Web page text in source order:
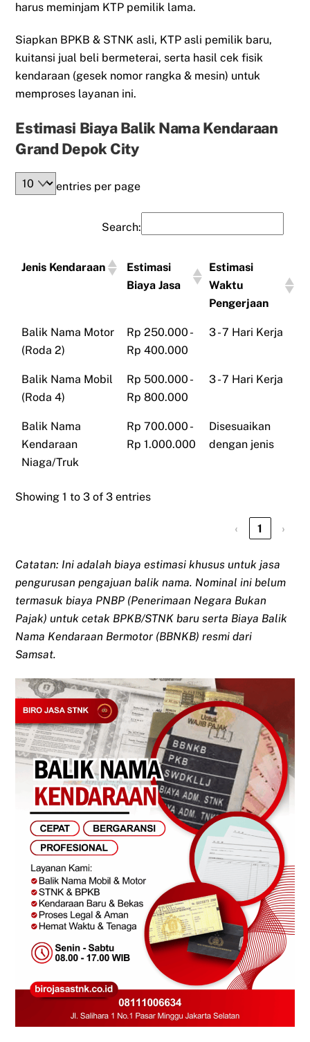
harus meminjam KTP pemilik lama.
Siapkan BPKB & STNK asli, KTP asli pemilik baru,
kuitansi jual beli bermeterai, serta hasil cek fisik
kendaraan (gesek nomor rangka & mesin) untuk
memproses layanan ini.
Estimasi Biaya Balik Nama Kendaraan
Grand Depok City
entries per page
Search:
Jenis Kendaraan
Estimasi
Biaya Jasa
Estimasi
Waktu
Pengerjaan
Balik Nama Motor
(Roda 2)
Rp 250.000 -
Rp 400.000
3 - 7 Hari Kerja
Balik Nama Mobil
(Roda 4)
Rp 500.000 -
Rp 800.000
3 - 7 Hari Kerja
Balik Nama
Kendaraan
Niaga/Truk
Rp 700.000 -
Rp 1.000.000
Disesuaikan
dengan jenis
Showing 1 to 3 of 3 entries
‹ 1 ›
Catatan: Ini adalah biaya estimasi khusus untuk jasa
pengurusan pengajuan balik nama. Nominal ini belum
termasuk biaya PNBP (Penerimaan Negara Bukan
Pajak) untuk cetak BPKB/STNK baru serta Biaya Balik
Nama Kendaraan Bermotor (BBNKB) resmi dari
Samsat.